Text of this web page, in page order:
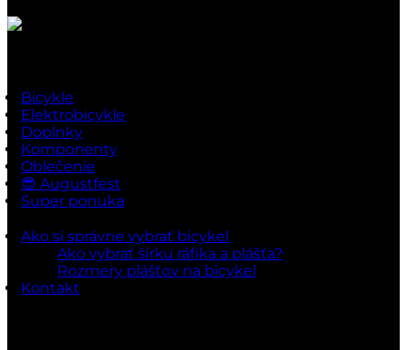
Bicykle
Elektrobicykle
Doplnky
Komponenty
Oblečenie
😎 Augustfest
Super ponuka
Ako si správne vybrať bicykel
Ako vybrať šírku ráfika a plášťa?
Rozmery plášťov na bicykel
Kontakt